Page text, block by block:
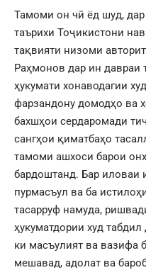
Тамоми он чӣ ёд шуд,
таърихи Тоҷикистони
тақвияти низоми
Раҳмонов дар ин давраи
ҳукумати хонаводагии
фарзандону домодҳо ва
бахшҳои сердаромади
сангҳои қиматбаҳо
тамоми ашхоси барои
бардоштанд. Бар иловаи
пурмасъул ва ба
тасарруф намуда,
ҳукуматдории худ
ки масъулият ва вазифа
мешавад, адолат ва